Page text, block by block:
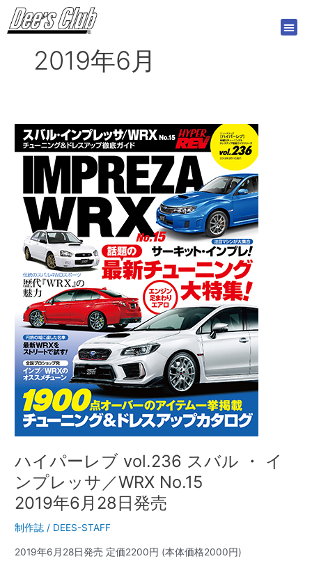
を
2019年6月
ハイパーレブ vol.236 スバル ・ イ
ンプレッサ／WRX No.15
2019年6月28日発売
制作誌 / DEES-STAFF
2019年6月28日発売 定価2200円 (本体価格2000円)
ハ
イ
レ
vol.236
バ
・
イ
ン
プ
レ
ッ
サ
／
WRX
No.15
2019
6
月
28
発